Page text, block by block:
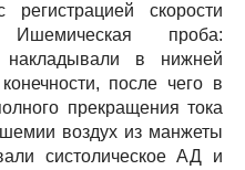
скорости
проба:
накладывали в нижней
после чего в
прекращения тока
воздух из манжеты
систолическое АД и